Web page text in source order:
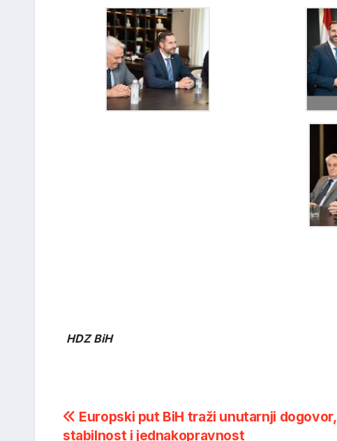
HDZ BiH
Post
Europski put BiH traži unutarnji dogovor,
stabilnost i jednakopravnost